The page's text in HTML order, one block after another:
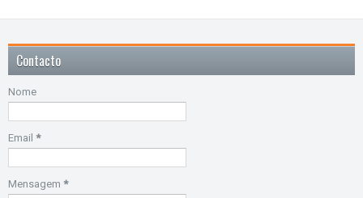
Contacto
Nome
Email *
Mensagem *